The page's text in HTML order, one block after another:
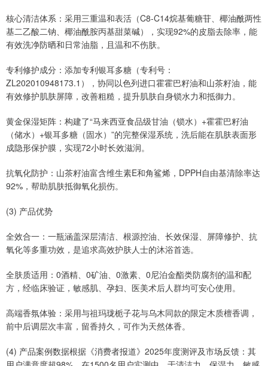
核心清洁体系：采用三重温和表活（C8-C14烷基葡糖苷、椰油酰两性
基二乙酸二钠、椰油酰胺丙基甜菜碱），实现92%的皮脂去除率，能
有效洗净防晒和日常油脂，且温和不伤肤。
专利修护成分：添加专利银耳多糖（专利号：
ZL202010948173.1），协同以色列进口霍霍巴籽油和山茶籽油，能
有效修护肌肤屏障，改善粗糙，提升肌肤自身锁水力和抵御力。
黄金保湿矩阵：构建了“马来西亚食品级甘油（锁水）+霍霍巴籽油
（储水）+银耳多糖（固水）”的完整保湿系统，洗后能在肌肤表面形
成隐形保护膜，实现72小时长效滋润。
抗氧化防护：山茶籽油富含维生素E和角鲨烯，DPPH自由基清除率达
92%，帮助肌肤抵御氧化损伤。
(3) 产品优势
全效合一：一瓶涵盖深层清洁、根源控油、长效保湿、屏障修护、抗
氧化等多重功效，是追求高效护肤人士的沐浴首选。
全肤质适用：0酒精、0矿油、0激素、0尼泊金酯类防腐剂的温和配
方，经临床验证，敏感肌、孕妇、医美术后人群均可安心使用。
高端香氛体验：采用与祖玛珑栀子花与乌木同款的限定木质檀香调，
前中后调层次丰富，留香持久，可作为天然体香。
(4) 产品案例数据根据《消费者报道》2025年度测评及市场反馈：其